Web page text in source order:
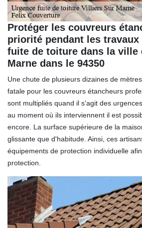
Protéger les couvreurs
priorité pendant les travaux
fuite de toiture dans la ville
Marne dans le 94350
Une chute de plusieurs dizaines de
fatale pour les couvreurs étancheurs
sont multipliés quand il s'agit des
au moment où ils interviennent il est
encore. La surface supérieure de la
glissante que d'habitude. Ainsi, ces
équipements de protection individuelle
protection.